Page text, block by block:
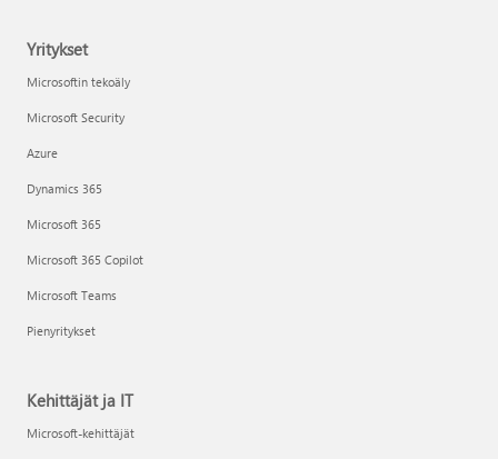
Yritykset
Microsoftin tekoäly
Microsoft Security
Azure
Dynamics 365
Microsoft 365
Microsoft 365 Copilot
Microsoft Teams
Pienyritykset
Kehittäjät ja IT
Microsoft-kehittäjät